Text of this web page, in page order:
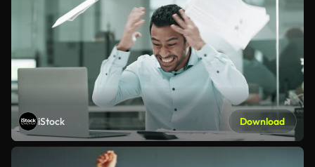
iStock Download